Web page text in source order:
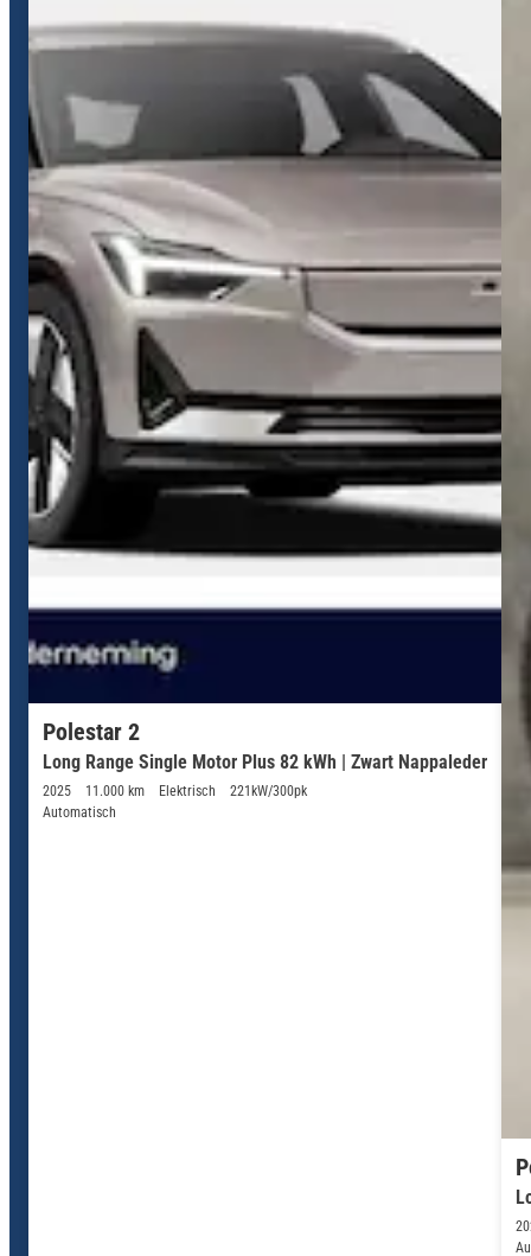
Polestar 2
Long Range Single Motor Plus 82 kWh | Zwart Nappaleder
2025 11.000 km Elektrisch
221kW/300pk
Automatisch